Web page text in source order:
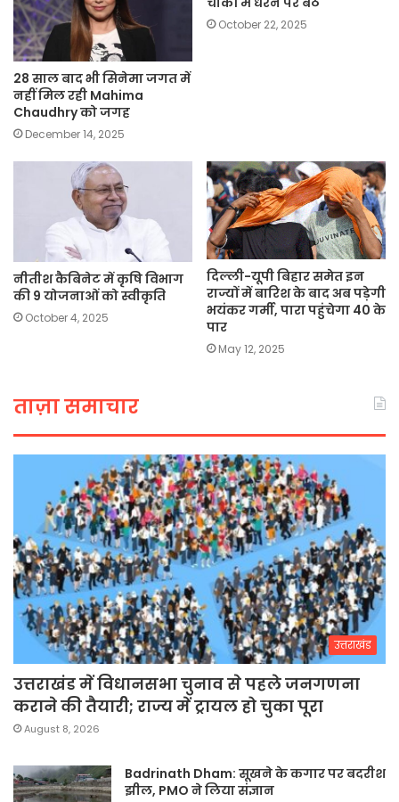
28 साल बाद भी सिनेमा जगत में
नहीं मिल रही Mahima
Chaudhry को जगह
December 14, 2025
October 22, 2025
नीतीश कैबिनेट में कृषि विभाग
की 9 योजनाओं को स्वीकृति
October 4, 2025
दिल्ली-यूपी बिहार समेत इन
राज्यों में बारिश के बाद अब पड़ेगी
भयंकर गर्मी, पारा पहुंचेगा 40 के
पार
May 12, 2025
ताज़ा समाचार
उत्तराखंड
उत्तराखंड में विधानसभा चुनाव से पहले जनगणना
कराने की तैयारी; राज्य में ट्रायल हो चुका पूरा
August 8, 2026
Badrinath Dham: सूखने के कगार पर बदरीश
झील, PMO ने लिया संज्ञान